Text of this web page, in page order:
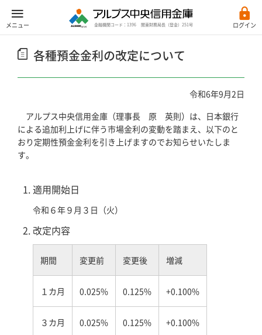
ログイン
各種預金金利の改定について
令和6年9月2日
アルプス中央信用金庫（理事長 原 英則）は、日本銀行
による追加利上げに伴う市場金利の変動を踏まえ、以下のと
おり定期性預金金利を引き上げますのでお知らせいたしま
す。
適用開始日
令和６年９月３日（火）
改定内容
期間 変更前 変更後 増減
１カ月 0.025% 0.125% +0.100%
３カ月 0.025% 0.125% +0.100%